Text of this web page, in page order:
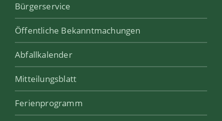
Bürgerservice
Öffentliche Bekanntmachungen
Abfallkalender
Mitteilungsblatt
Ferienprogramm